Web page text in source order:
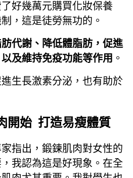
好幾萬元購買化妝保養
，這是徒勞無功的。
代謝、降低體脂肪，促進
及維持免疫功能等作用 。
生長激素分泌，也有助於
開始 打造易瘦體質
指出，鍛鍊肌肉對女性的
我認為這是好現象。在全